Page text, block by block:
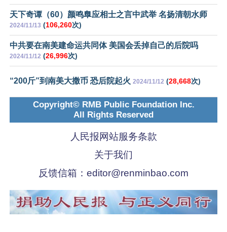
天下奇谭（60）颜鸣臯应相士之言中武举 名扬清朝水师
2024/11/13 (106,260次)
中共要在南美建命运共同体 美国会丢掉自己的后院吗
2024/11/12 (26,996次)
“200斤”到南美大撒币 恐后院起火 2024/11/12 (28,668次)
Copyright© RMB Public Foundation Inc.
All Rights Reserved
人民报网站服务条款
关于我们
反馈信箱： editor@renminbao.com